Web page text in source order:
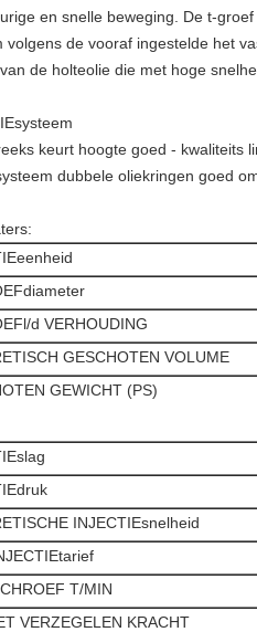
en snelle beweging. De t-
volgens de vooraf ingestelde het
de holteolie die met hoge
keurt hoogte goed - kwaliteits
dubbele oliekringen goed
d VERHOUDING
GESCHOTEN VOLUME
GEWICHT (PS)
INJECTIEsnelheid
T/MIN
VERZEGELEN KRACHT